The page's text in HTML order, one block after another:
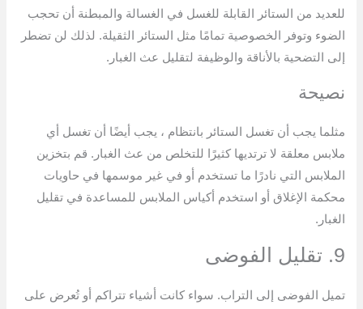
للعديد من الستائر القابلة للغسل في الغسالة والمبطنة أن تحجب
الضوء وتوفر الخصوصية تمامًا مثل الستائر الثقيلة. لذلك لن تضطر
إلى التضحية بالأناقة والوظيفة لتقليل عث الغبار.
نصيحة
مثلما يجب أن تغسل الستائر بانتظام ، يجب أيضًا أن تغسل أي
ملابس معلقة لا ترتديها كثيرًا للتخلص من عث الغبار. قم بتخزين
الملابس التي نادرًا ما تستخدم أو في غير موسمها في حاويات
محكمة الإغلاق أو استخدم أكياس الملابس للمساعدة في تقليل
الغبار.
9. تقليل الفوضى
تميل الفوضى إلى التراب. سواء كانت أشياء تتراكم أو تُعرض على